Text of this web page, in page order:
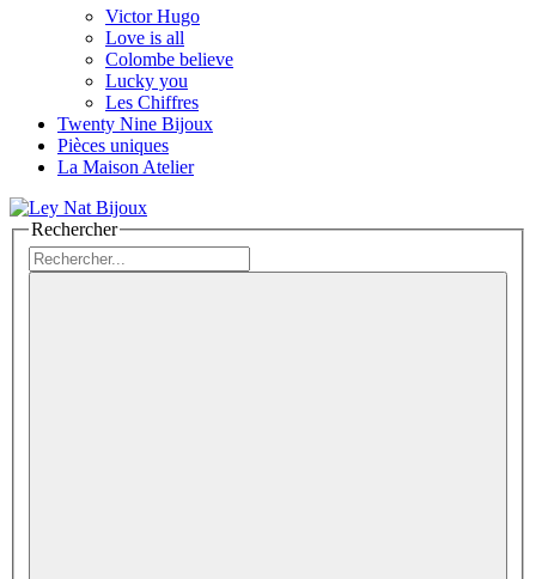
Victor Hugo
Love is all
Colombe believe
Lucky you
Les Chiffres
Twenty Nine Bijoux
Pièces uniques
La Maison Atelier
Rechercher